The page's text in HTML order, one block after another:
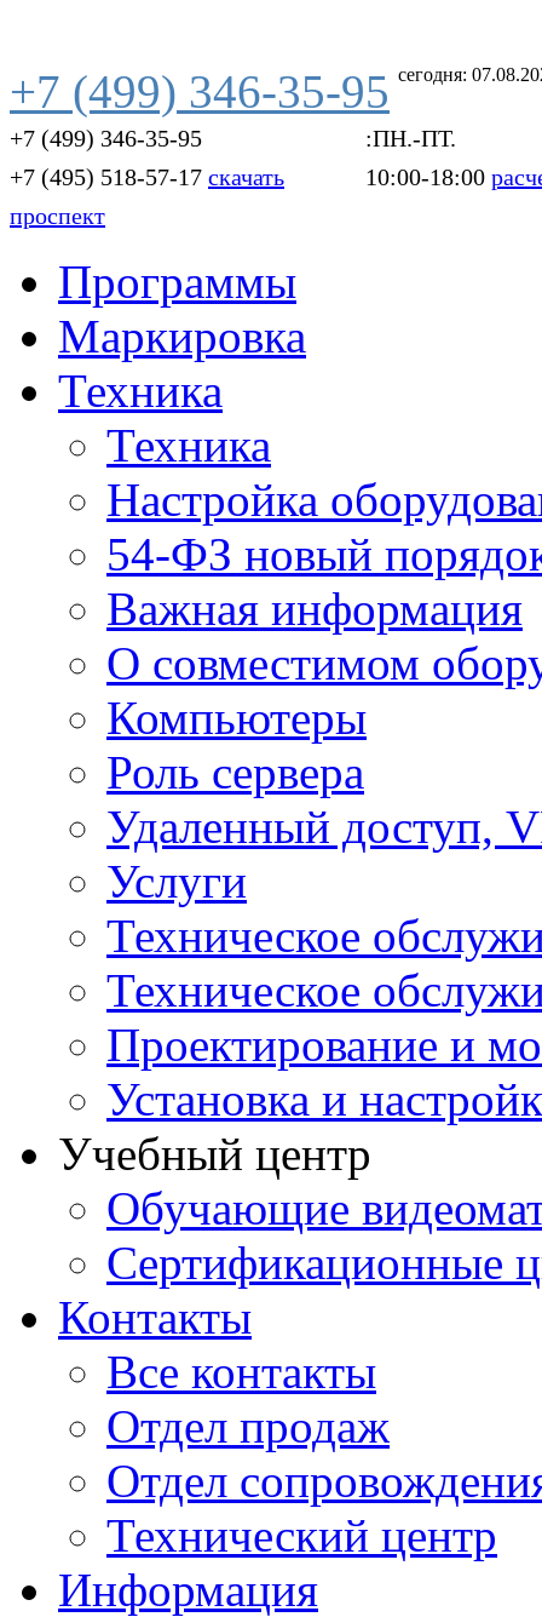
сегодня:
+7 (499) 346-35-95
+7 (499) 346-35-95
+7 (495) 518-57-17 скачать
проспект
:ПН.-ПТ.
10:00-18:00
Программы
Маркировка
Техника
Техника
Настройка
54-ФЗ новый
Важная информация
О совместимом
Компьютеры
Роль сервера
Удаленный доступ,
Услуги
Техническое
Техническое
Проектирование и
Установка и
Учебный центр
Обучающие
Сертификационные
Контакты
Все контакты
Отдел продаж
Отдел
Технический центр
Информация